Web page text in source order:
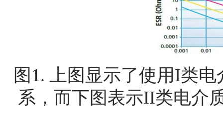
图1. 上图显示了使用I类
系，而下图表示II类电介